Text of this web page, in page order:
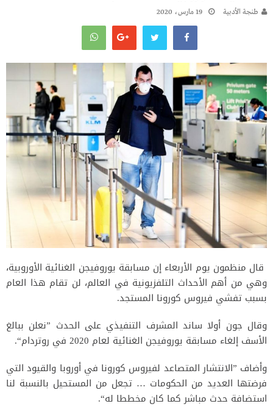
طنجة الأدبية 19 مارس، 2020
قال منظمون يوم الأربعاء إن مسابقة يوروفيجن الغنائية الأوروبية،
وهي من أهم الأحداث التلفزيونية في العالم، لن تقام هذا العام
بسبب تفشي فيروس كورونا المستجد.
وقال جون أولا ساند المشرف التنفيذي على الحدث ”نعلن ببالغ
الأسف إلغاء مسابقة يوروفيجن الغنائية لعام 2020 في روتردام“.
وأضاف ”الانتشار المتصاعد لفيروس كورونا في أوروبا والقيود التي
فرضتها العديد من الحكومات … تجعل من المستحيل بالنسبة لنا
استضافة حدث مباشر كما كان مخططا له“.